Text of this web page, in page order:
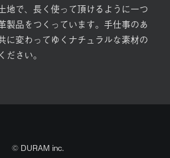
地で、長く使って頂けるように一つ
製品をつくっています。手仕事のあ
に変わってゆくナチュラルな素材の
ださい。
© DURAM inc.